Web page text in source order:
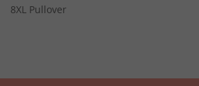
8XL Pullover